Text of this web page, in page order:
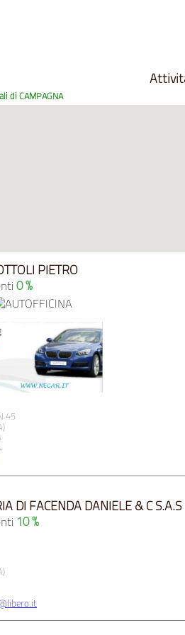
di CAMPAGNA
PIETRO
0 %
45
DI FACENDA DANIELE & C S.A.S
10 %